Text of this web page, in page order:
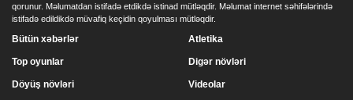
qorunur. Məlumatdan istifadə etdikdə istinad mütləqdir. Məlumat internet səhifələrində
istifadə edildikdə müvafiq keçidin qoyulması mütləqdir.
Bütün xəbərlər
Top oyunlar
Döyüş növləri
Atletika
Digər növləri
Videolar